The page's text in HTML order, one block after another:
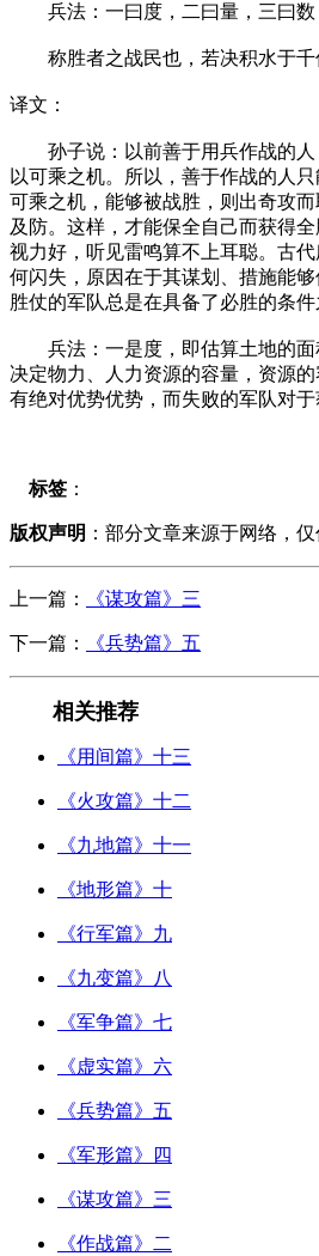
兵法：一曰度，二曰量，三曰数
称胜者之战民也，若决积水于千
译文：
孙子说：以前善于用兵作战的人
以可乘之机。所以，善于作战的人
可乘之机，能够被战胜，则出奇攻
及防。这样，才能保全自己而获得
视力好，听见雷鸣算不上耳聪。古
何闪失，原因在于其谋划、措施能
胜仗的军队总是在具备了必胜的条
兵法：一是度，即估算土地的面
决定物力、人力资源的容量，资源
有绝对优势优势，而失败的军队对
标签 ：
版权声明 ：部分文章来源于网络，
上一篇： 《谋攻篇》三
下一篇： 《兵势篇》五
相关推荐
《用间篇》十三
《火攻篇》十二
《九地篇》十一
《地形篇》十
《行军篇》九
《九变篇》八
《军争篇》七
《虚实篇》六
《兵势篇》五
《军形篇》四
《谋攻篇》三
《作战篇》二